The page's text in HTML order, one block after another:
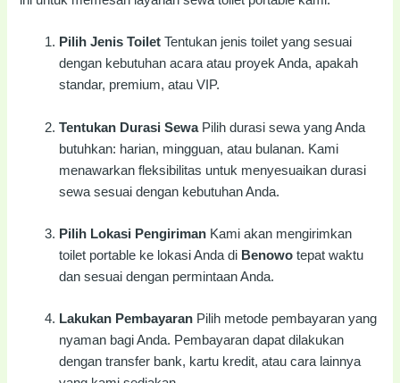
Pilih Jenis Toilet Tentukan jenis toilet yang sesuai
dengan kebutuhan acara atau proyek Anda, apakah
standar, premium, atau VIP.
Tentukan Durasi SewaPilih durasi sewa yang Anda
butuhkan: harian, mingguan, atau bulanan. Kami
menawarkan fleksibilitas untuk menyesuaikan durasi
sewa sesuai dengan kebutuhan Anda.
Pilih Lokasi Pengiriman Kami akan mengirimkan
toilet portable ke lokasi Anda di Benowo tepat waktu
dan sesuai dengan permintaan Anda.
Lakukan Pembayaran Pilih metode pembayaran yang
nyaman bagi Anda. Pembayaran dapat dilakukan
dengan transfer bank, kartu kredit, atau cara lainnya